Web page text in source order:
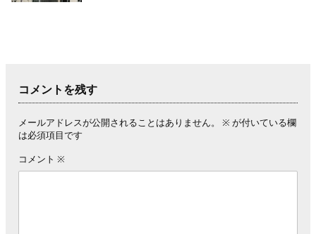
コメントを残す
メールアドレスが公開されることはありません。 ※ が付いている欄
は必須項目です
コメント ※